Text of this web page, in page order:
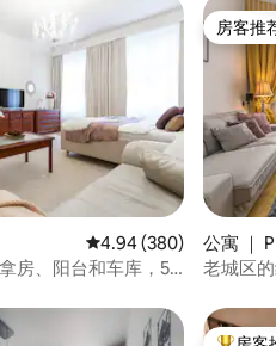
364 条评价平均评分 4.94 分（满分
4.94 (380)
房、阳台和车库，5
房客推
房客推
公寓 ｜
老城区